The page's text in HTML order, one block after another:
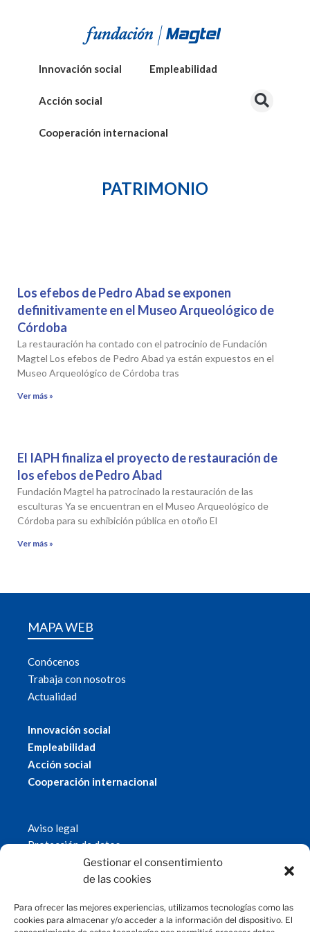
Gestionar el consentimiento
de las cookies
Para ofrecer las mejores experiencias, utilizamos tecnologías como las
cookies para almacenar y/o acceder a la información del dispositivo. El
Innovación social Empleabilidad
Acción social
Cooperación internacional
PATRIMONIO
Los efebos de Pedro Abad se exponen
definitivamente en el Museo Arqueológico de
Córdoba
La restauración ha contado con el patrocinio de Fundación
Magtel Los efebos de Pedro Abad ya están expuestos en el
Museo Arqueológico de Córdoba tras
Ver más »
El IAPH finaliza el proyecto de restauración de
los efebos de Pedro Abad
Fundación Magtel ha patrocinado la restauración de las
esculturas Ya se encuentran en el Museo Arqueológico de
Córdoba para su exhibición pública en otoño El
Ver más »
MAPA WEB
Conócenos
Trabaja con nosotros
Actualidad
Innovación social
Empleabilidad
Acción social
Cooperación internacional
Aviso legal
Protección de datos
Política de cookies
© 2019 Fundación Magtel.